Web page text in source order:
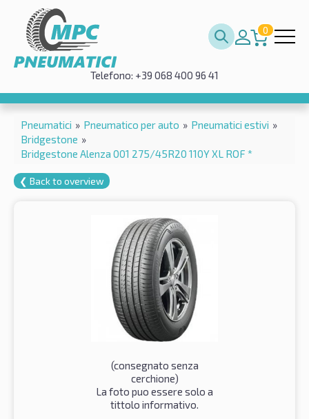
0
Telefono: +39 068 400 96 41
Pneumatici » Pneumatico per auto » Pneumatici estivi »
Bridgestone »
Bridgestone Alenza 001 275/45R20 110Y XL ROF *
❮ Back to overview
(consegnato senza
cerchione)
La foto puo essere solo a
tittolo informativo.